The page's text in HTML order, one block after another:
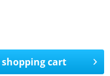
shopping cart